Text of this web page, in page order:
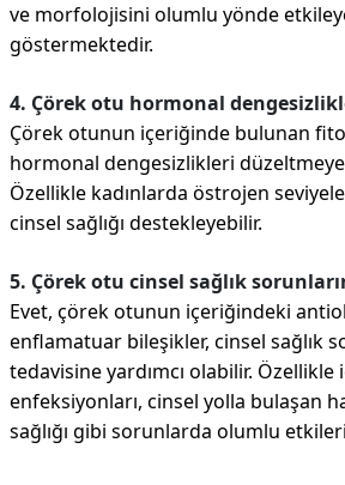
ve morfolojisini olumlu yönde
göstermektedir.
4. Çörek otu hormonal
Çörek otunun içeriğinde bulunan
hormonal dengesizlikleri düzeltmeye
Özellikle kadınlarda östrojen
cinsel sağlığı destekleyebilir.
5. Çörek otu cinsel sağlık
Evet, çörek otunun içeriğindeki
enflamatuar bileşikler, cinsel sağlık
tedavisine yardımcı olabilir. Özellikle
enfeksiyonları, cinsel yolla bulaşan
sağlığı gibi sorunlarda olumlu